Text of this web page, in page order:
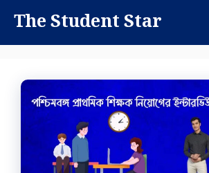
content
The Student Star